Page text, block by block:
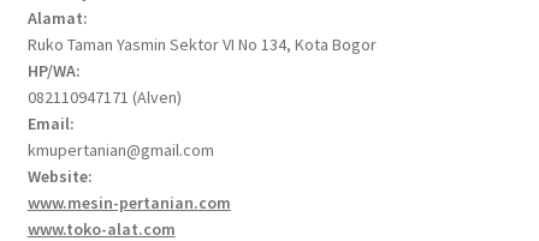
Alamat:
Ruko Taman Yasmin Sektor VI No 134, Kota Bogor
HP/WA:
082110947171 (Alven)
Email:
kmupertanian@gmail.com
Website:
www.mesin-pertanian.com
www.toko-alat.com